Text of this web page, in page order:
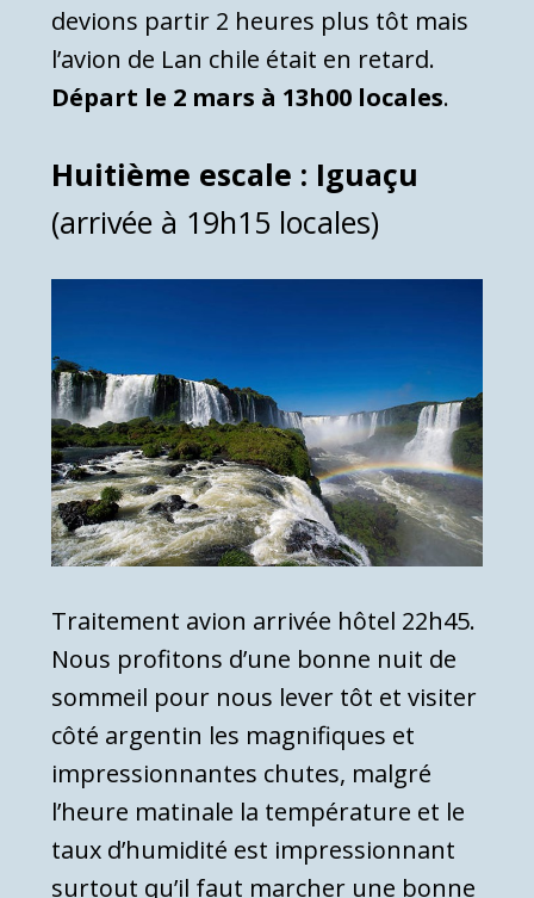
devions partir 2 heures plus tôt mais
l’avion de Lan chile était en retard.
Départ le 2 mars à 13h00 locales.
Huitième escale : Iguaçu
(arrivée à 19h15 locales)
Traitement avion arrivée hôtel 22h45.
Nous profitons d’une bonne nuit de
sommeil pour nous lever tôt et visiter
côté argentin les magnifiques et
impressionnantes chutes, malgré
l’heure matinale la température et le
taux d’humidité est impressionnant
surtout qu’il faut marcher une bonne